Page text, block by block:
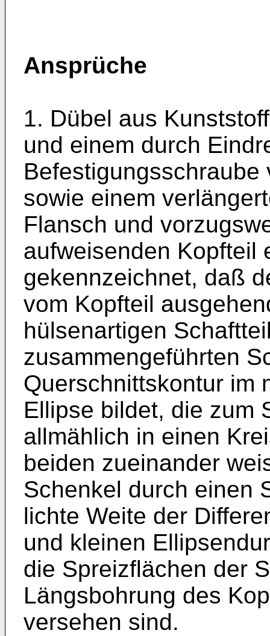
Ansprüche
1. Dübel aus
und einem durch
sowie einem
Flansch und
aufweisenden Kopfteil
gekennzeichnet, daß
vom Kopfteil
hülsenartigen
zusammengeführten
Querschnittskontur im
Ellipse bildet, die zum
allmählich in einen
beiden zueinander
Schenkel durch einen
lichte Weite der
und kleinen
die Spreizflächen der
Längsbohrung des
versehen sind.